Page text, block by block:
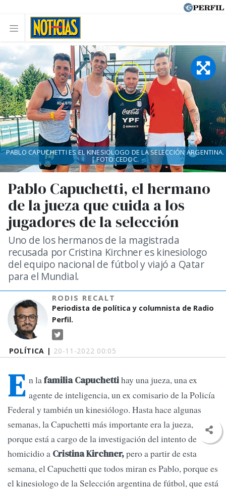
POLÍTICA | 20-11-2022 00:05
Pablo Capuchetti, el hermano
de la jueza que cuida a los
jugadores de la selección
Uno de los hermanos de la magistrada
recusada por Cristina Kirchner es kinesiologo
del equipo nacional de fútbol y viajó a Qatar
para el Mundial.
RODIS RECALT
Periodista de política y columnista de Radio
Perfil.
PABLO CAPUCHETTI ES EL KINESIOLOGO DE LA SELECCIÓN ARGENTINA.
| FOTO:CEDOC.
E n lafamilia Capuchettihay una jueza, una ex
agente de inteligencia, un ex comisario de la Policía
Federal y también un kinesiólogo. Hasta hace algunas
semanas, la Capuchetti más importante era la jueza,
porque está a cargo de la investigación del intento de
homicidio a Cristina Kirchner,pero a partir de esta
semana, el Capuchetti que todos miran es Pablo, porque es
el kinesiologo de la Selección argentina de fútbol, que está